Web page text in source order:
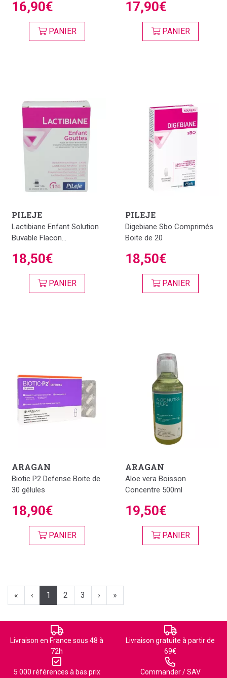
16,90€
PANIER
17,90€
PANIER
PILEJE
Lactibiane Enfant Solution
Buvable Flacon...
18,50€
PANIER
PILEJE
Digebiane Sbo Comprimés
Boite de 20
18,50€
PANIER
ARAGAN
Biotic P2 Defense Boite de
30 gélules
18,90€
PANIER
ARAGAN
Aloe vera Boisson
Concentre 500ml
19,50€
PANIER
« ‹ 1 2 3 › »
Livraison en France sous 48 à
72h
Livraison gratuite à partir de
69€
5 000 références à bas prix
Commander / SAV